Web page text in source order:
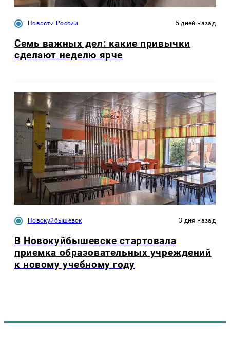
Новости России 5 дней назад
Семь важных дел: какие привычки
сделают неделю ярче
Новокуйбышевск 3 дня назад
В Новокуйбышевске стартовала
приемка образовательных учреждений
к новому учебному году